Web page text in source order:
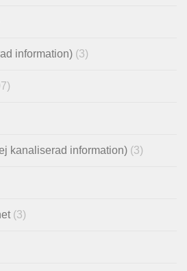
information) (3)
kanaliserad information) (3)
(3)